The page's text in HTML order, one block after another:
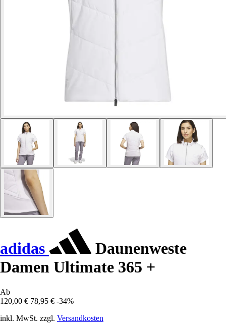
adidas
Daunenweste
Damen Ultimate 365 +
Ab
120,00 € 78,95 € -34%
inkl. MwSt. zzgl. Versandkosten